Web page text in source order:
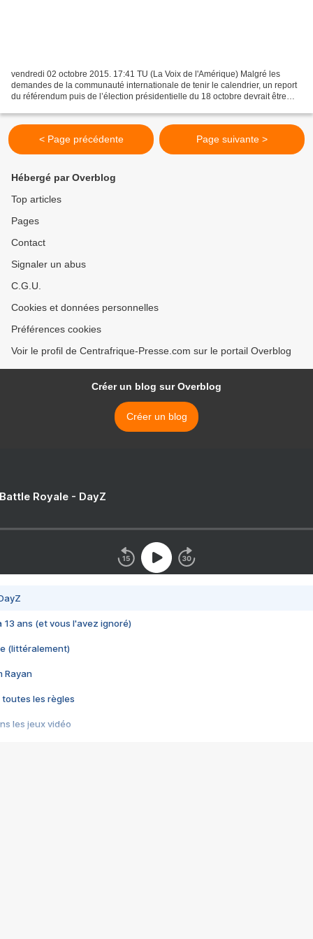
vendredi 02 octobre 2015. 17:41 TU (La Voix de l'Amérique) Malgré les
demandes de la communauté internationale de tenir le calendrier, un report
du référendum puis de l’élection présidentielle du 18 octobre devrait être
< Page précédente Page suivante >
Hébergé par Overblog
Top articles
Pages
Contact
Signaler un abus
C.G.U.
Cookies et données personnelles
Préférences cookies
Voir le profil de Centrafrique-Presse.com sur le portail Overblog
Créer un blog sur Overblog
Créer un blog
Royale - DayZ
13 ans (et vous l'avez ignoré)
(littéralement)
Rayan
toutes les règles
les jeux vidéo